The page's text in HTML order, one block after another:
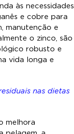
às necessidades
e cobre para
manutenção e
o zinco, são
robusto e
vida longa e
nas dietas
melhora